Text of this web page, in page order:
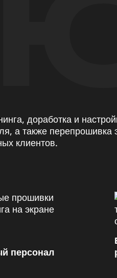
доработка и
а также
клиентов.
персонал